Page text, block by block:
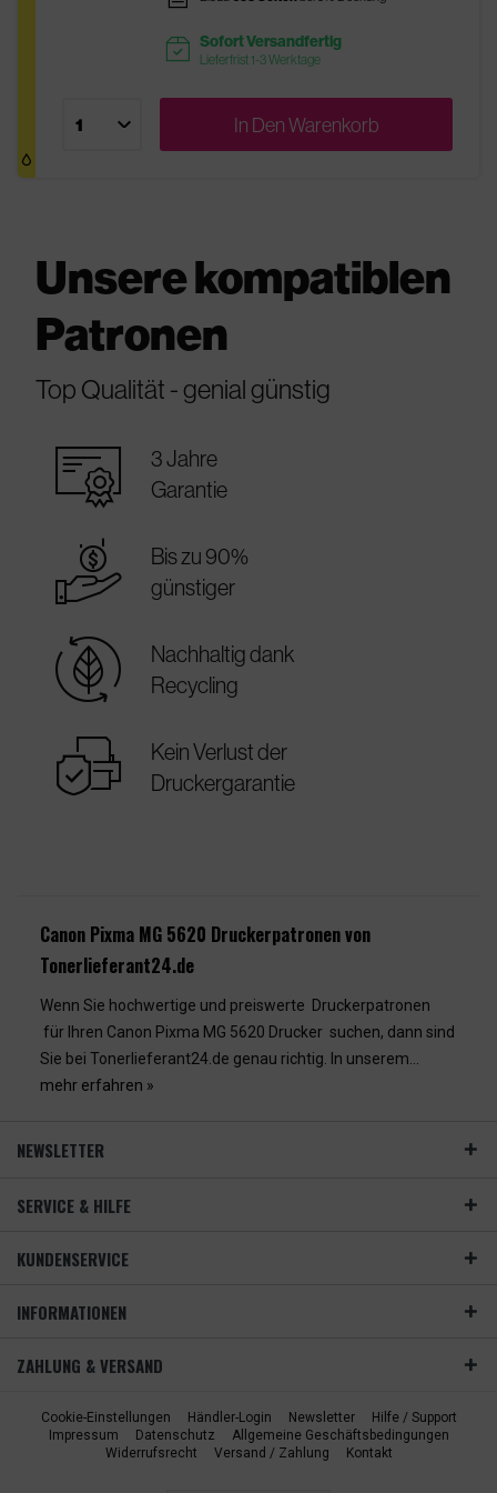
readytoship Sofort Versandfertig
Lieferfrist 1-3 Werktage
In DenWarenkorb
Unsere kompatiblen
Patronen
Top Qualität - genial günstig
warranty_certificate
3 Jahre
Garantie
best_price
Bis zu 90%
günstiger
sustainable
Nachhaltig dank
Recycling
warranty
Kein Verlust der
Druckergarantie
Canon Pixma MG 5620 Druckerpatronen von
Tonerlieferant24.de
Wenn Sie hochwertige und preiswerte Druckerpatronen
für Ihren Canon Pixma MG 5620 Drucker suchen, dann sind
Sie bei Tonerlieferant24.de genau richtig. In unserem...
mehr erfahren »
NEWSLETTER
SERVICE & HILFE
KUNDENSERVICE
INFORMATIONEN
ZAHLUNG & VERSAND
Cookie-Einstellungen Händler-Login Newsletter
Hilfe / Support
Impressum
Datenschutz
Allgemeine Geschäftsbedingungen
Widerrufsrecht
Versand / Zahlung Kontakt